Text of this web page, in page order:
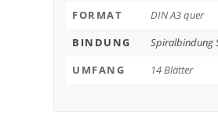
FORMAT
DIN A3 quer
BINDUNG
Spiralbindung
UMFANG
14 Blätter